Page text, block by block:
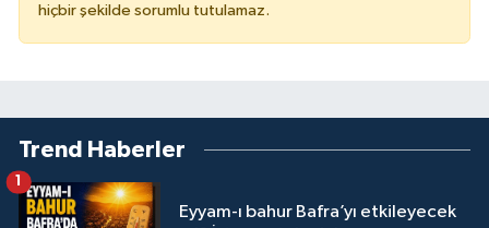
hiçbir şekilde sorumlu tutulamaz.
Trend Haberler
Eyyam-ı bahur Bafra’yı etkileyecek
1